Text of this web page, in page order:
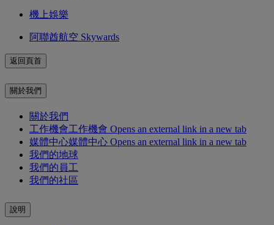
機上娛樂
阿聯酋航空 Skywards
返回頁首
關於我們
關於我們
工作機會工作機會 Opens an external link in a new tab
媒體中心媒體中心 Opens an external link in a new tab
我們的地球
我們的員工
我們的社區
說明